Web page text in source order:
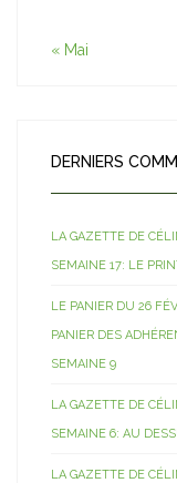
« Mai
DERNIERS
LA GAZETTE DE
SEMAINE 17: LE
LE PANIER DU 26
PANIER DES
SEMAINE 9
LA GAZETTE DE
SEMAINE 6: AU
LA GAZETTE DE